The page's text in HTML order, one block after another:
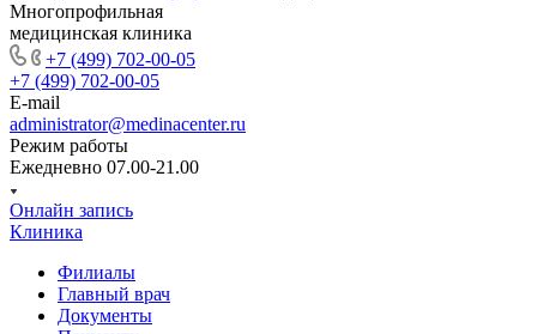
Многопрофильная
медицинская клиника
+7 (499) 702-00-05
+7 (499) 702-00-05
E-mail
administrator@medinacenter.ru
Режим работы
Ежедневно 07.00-21.00
Онлайн запись
Клиника
Филиалы
Главный врач
Документы